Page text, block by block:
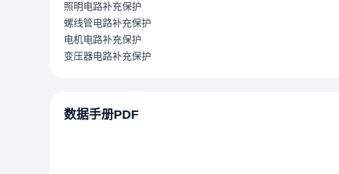
照明电路补充保护
螺线管电路补充保护
电机电路补充保护
变压器电路补充保护
数据手册PDF